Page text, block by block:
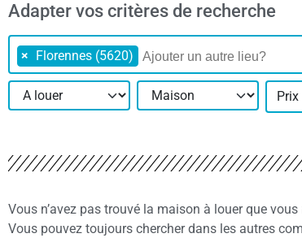
Adapter vos critères de recherche
× Florennes (5620)
Prix
Vous n’avez pas trouvé la maison à louer que
Vous pouvez toujours chercher dans les autres